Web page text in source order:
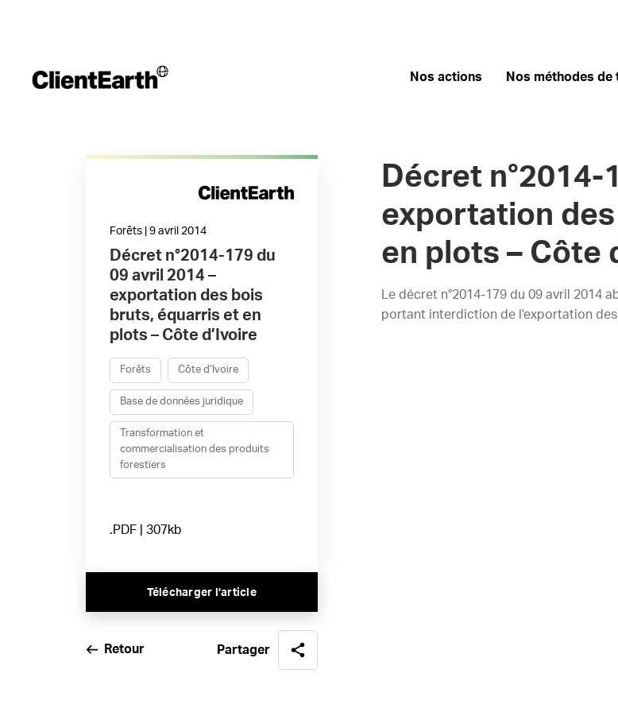
Nos actions Nos méthodes de
Forêts | 9 avril 2014
Décret n°2014-179 du
09 avril 2014 –
exportation des bois
bruts, équarris et en
plots – Côte d’Ivoire
Forêts Côte d’Ivoire
Base de données juridique
Transformation et
commercialisation des produits
forestiers
.PDF | 307kb
Télécharger l’article
Retour Partager
Décret n°2014-
exportation
en plots – Côte
Le décret n°2014-179 du 09 avril 2014
portant interdiction de l'exportation